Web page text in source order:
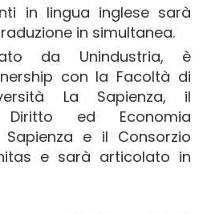
in lingua inglese sarà
in simultanea.
da Unindustria, è
con la Facoltà di
La Sapienza, il
ed Economia
Sapienza e il Consorzio
e sarà articolato in